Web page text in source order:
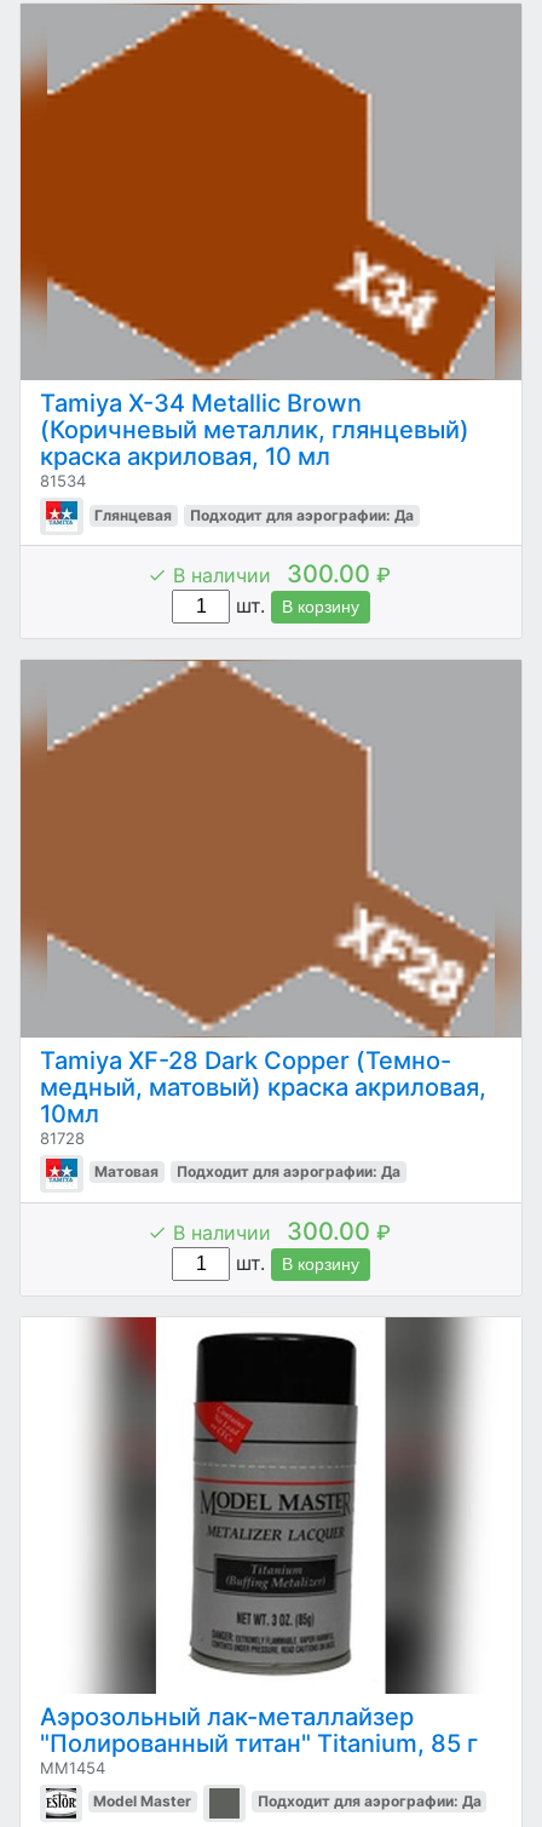
Tamiya X-34 Metallic Brown
(Коричневый металлик, глянцевый)
краска акриловая, 10 мл
81534
Глянцевая Подходит для аэрографии: Да
В наличии 300.00 ₽
шт.
В корзину
Tamiya XF-28 Dark Copper (Темно-
медный, матовый) краска акриловая,
10мл
81728
Матовая Подходит для аэрографии: Да
В наличии 300.00 ₽
шт.
В корзину
Аэрозольный лак-металлайзер
"Полированный титан" Titanium, 85 г
MM1454
Model Master Подходит для аэрографии: Да